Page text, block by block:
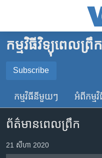
គេហទំព័រ​
ទាក់ទង
រំលង​
ទំព័រ​
ព័ត៌មាន​​
តែ​
ម្តង
កម្ពុជា
អន្តរជាតិ
ចិន
ហេឡូវីអូអេ
កម្ពុជាច្នៃប្រតិដ្ឋ
កម្មវិធីវិទ្យុពេលព្រឹក
Subscribe
កម្មវិធី​នីមួយៗ អំពី​កម្មវិ
ព័ត៌មានពេលព្រឹក
21 សីហា 2020